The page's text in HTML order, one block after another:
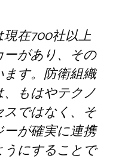
現在700社以上
があり、その
す。防衛組織
もはやテクノ
ではなく、そ
が確実に連携
にすることで